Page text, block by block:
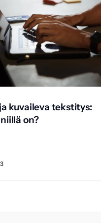
kuvaileva tekstitys:
on?